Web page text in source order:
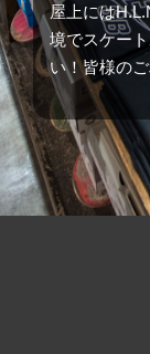
屋上には
境でスケー
い！皆様の